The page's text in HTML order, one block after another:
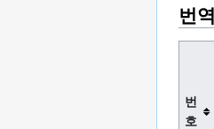
번
번
호